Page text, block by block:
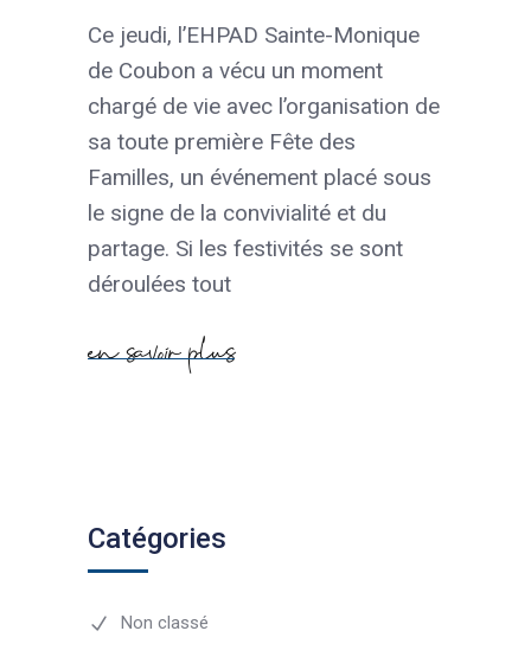
Ce jeudi, l’EHPAD Sainte-Monique
de Coubon a vécu un moment
chargé de vie avec l’organisation de
sa toute première Fête des
Familles, un événement placé sous
le signe de la convivialité et du
partage. Si les festivités se sont
déroulées tout
en savoir plus
Catégories
Non classé